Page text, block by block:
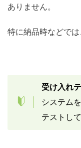
ありません。
特に納品時などでは
受け入れ
システム
テストし